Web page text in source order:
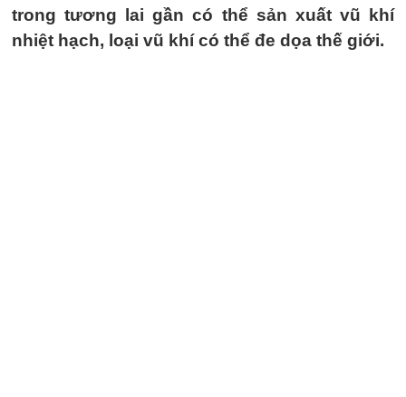
trong tương lai gần có thể sản xuất vũ khí
nhiệt hạch, loại vũ khí có thể đe dọa thế giới.